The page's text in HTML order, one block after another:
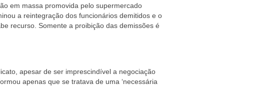
em massa promovida pelo supermercado
a reintegração dos funcionários demitidos e o
recurso. Somente a proibição das demissões é
apesar de ser imprescindível a negociação
apenas que se tratava de uma ‘necessária